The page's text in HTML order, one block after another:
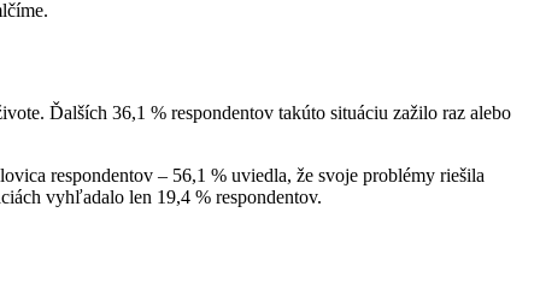
Ďalších 36,1 % respondentov takúto situáciu zažilo raz alebo
respondentov – 56,1 % uviedla, že svoje problémy riešila
vyhľadalo len 19,4 % respondentov.